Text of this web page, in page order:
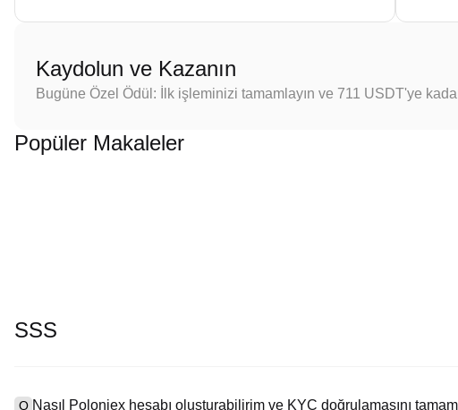
Kaydolun ve Kazanın
Bugüne Özel Ödül: İlk işleminizi tamamlayın ve 711 USDT'ye
Popüler Makaleler
SSS
Q Nasıl Poloniex hesabı oluşturabilirim ve KYC doğrulamasını